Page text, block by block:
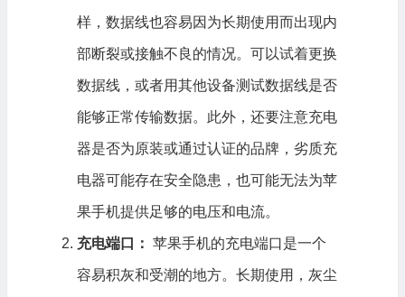
样，数据线也容易因为长期使用而出现内
部断裂或接触不良的情况。可以试着更换
数据线，或者用其他设备测试数据线是否
能够正常传输数据。此外，还要注意充电
器是否为原装或通过认证的品牌，劣质充
电器可能存在安全隐患，也可能无法为苹
果手机提供足够的电压和电流。
充电端口： 苹果手机的充电端口是一个
容易积灰和受潮的地方。长期使用，灰尘